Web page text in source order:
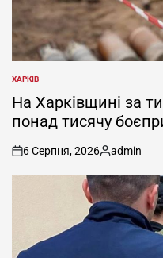
ОПУБЛІКУВАТИ
У
ХАРКІВ
На Харківщині за
понад тисячу
on
6 Серпня, 2026 admin